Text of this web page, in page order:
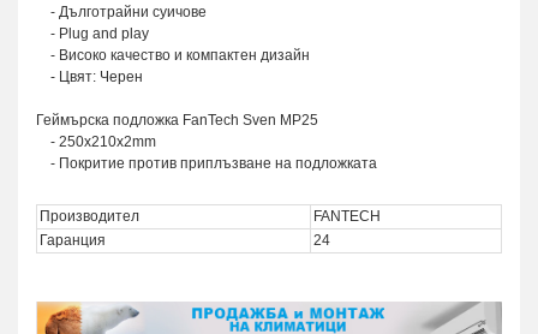
- Дълготрайни суичове
- Plug and play
- Високо качество и компактен дизайн
- Цвят: Черен
Геймърска подложка FanTech Sven MP25
- 250x210x2mm
- Покритие против приплъзване на подложката
Производител
FANTECH
Гаранция
24